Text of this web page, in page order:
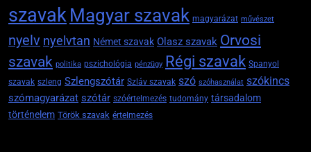
szavak Magyar szavak magyarázat művészet
nyelv nyelvtan Német szavak Olasz szavak Orvosi
szavak politika pszichológia pénzügy Régi szavak Spanyol
szavak szleng Szlengszótár Szláv szavak szó szóhasználat szókincs
szómagyarázat szótár szóértelmezés tudomány társadalom
történelem Török szavak értelmezés